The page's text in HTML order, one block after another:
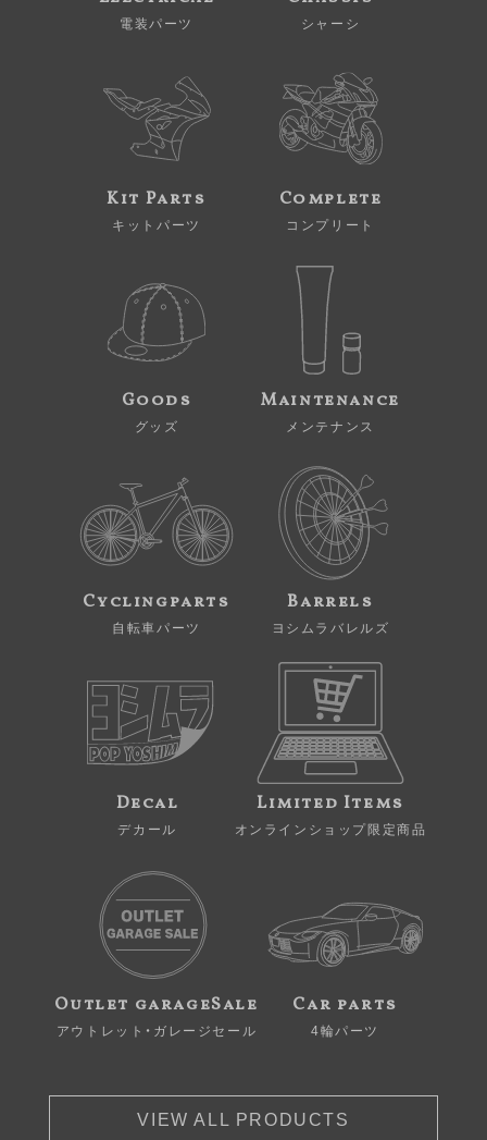
電装パーツ シャーシ
Kit Parts
キットパーツ
Complete
コンプリート
Goods
グッズ
Maintenance
メンテナンス
Cyclingparts
自転車パーツ
Barrels
ヨシムラバレルズ
Decal
デカール
Limited Items
オンラインショップ限定商品
Outlet garageSale
アウトレット・ガレージセール
Car parts
4輪パーツ
VIEW ALL PRODUCTS